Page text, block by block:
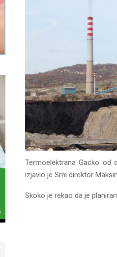
Termoelektrana Gacko od
izjavio je Srni direktor
Skoko je rekao da je